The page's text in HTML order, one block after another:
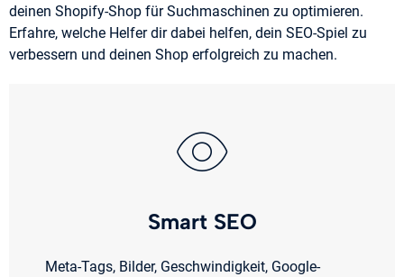
deinen Shopify-Shop für Suchmaschinen zu optimieren.
Erfahre, welche Helfer dir dabei helfen, dein SEO-Spiel zu
verbessern und deinen Shop erfolgreich zu machen.
Smart SEO
Meta-Tags, Bilder, Geschwindigkeit, Google-